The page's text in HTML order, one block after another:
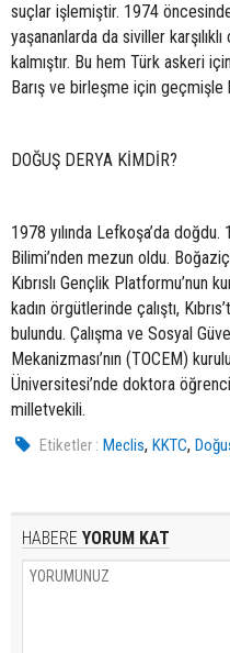
suçlar işlemiştir. 1974
yaşananlarda da siviller
kalmıştır. Bu hem Türk askeri
Barış ve birleşme için
DOĞUŞ DERYA KİMDİR?
1978 yılında Lefkoşa’da
Bilimi’nden mezun oldu.
Kıbrıslı Gençlik Platformu’nun
kadın örgütlerinde çalıştı,
bulundu. Çalışma ve Sosyal
Mekanizması’nın (TOCEM)
Üniversitesi’nde doktora
milletvekili.
Etiketler : Meclis,KKTC,
HABERE YORUM KAT